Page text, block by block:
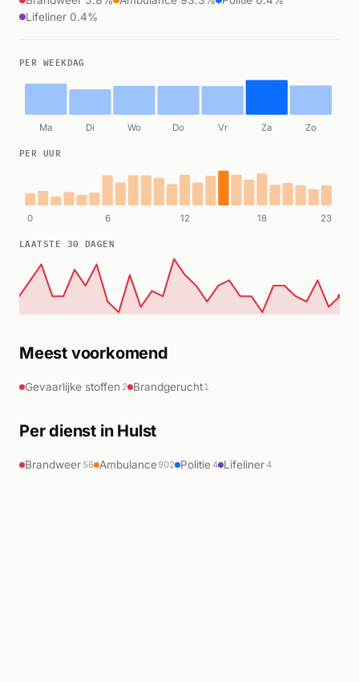
Lifeliner 0.4%
PER WEEKDAG
Ma Di Wo Do Vr Za Zo
PER UUR
0 6 12 18 23
LAATSTE 30 DAGEN
Meest voorkomend
Gevaarlijke stoffen 2 Brandgerucht1
Per dienst in Hulst
Brandweer 56 Ambulance902 Politie4 Lifeliner4